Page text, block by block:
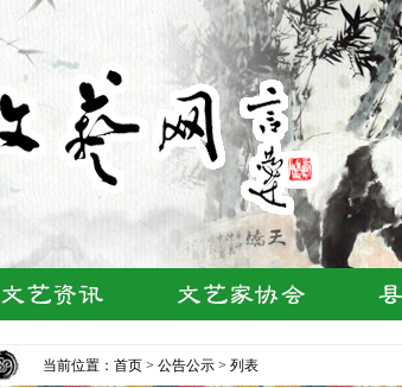
当前位置： 首页 > 公告公示 > 列表